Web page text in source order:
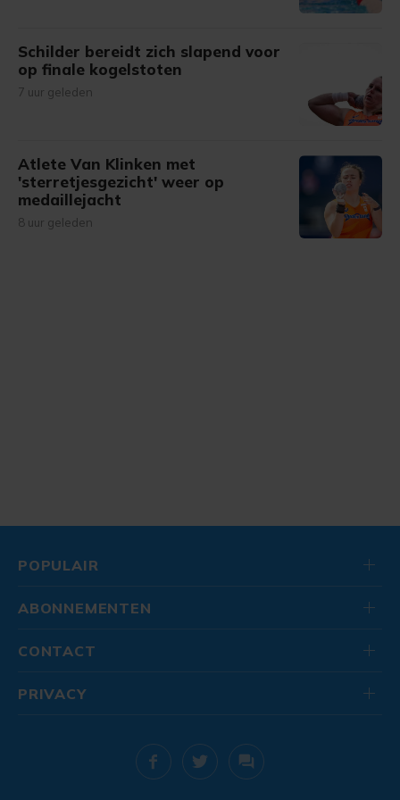
Schilder bereidt zich slapend voor
op finale kogelstoten
7 uur geleden
Atlete Van Klinken met
'sterretjesgezicht' weer op
medaillejacht
8 uur geleden
POPULAIR
ABONNEMENTEN
CONTACT
PRIVACY